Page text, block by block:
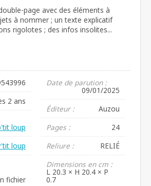
page avec des éléments à
à nommer ; un texte explicatif
rigolotes ; des infos insolites...
2 ans
loup
loup
fichier
Date de parution :
09/01/2025
Éditeur :
Auzou
Pages :
24
Reliure :
RELIÉ
Dimensions en cm :
L 20.3 × H 20.4 × P
0.7